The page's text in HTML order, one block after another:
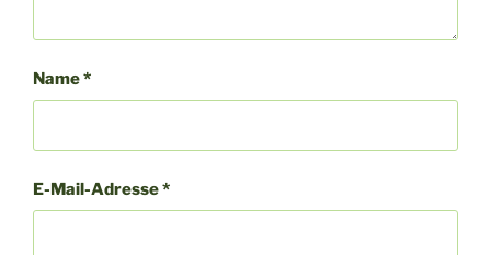
Name*
E-Mail-Adresse*